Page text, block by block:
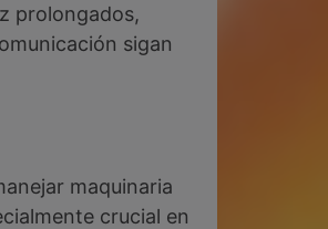
prolongados,
sigan
maquinaria
crucial en